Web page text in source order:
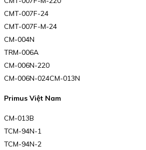
CMT-007F-24
CMT-007F-M-24
CM-004N
TRM-006A
CM-006N-220
CM-006N-024CM-013N
Primus Việt Nam
CM-013B
TCM-94N-1
TCM-94N-2